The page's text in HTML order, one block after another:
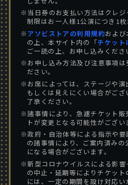
※当日券のお支払い方法はクレ
制限はお一人様1公演につき1枚
※ アソビストアの利用規約およ
の上、本サイト内の「チケット
ご一読の上、お申し込みくださ
※お申し込み方法及び注意事項は
ださい。
※お席によっては、ステージや演
もしくは見えにくい場合がご
了承ください。
※諸事情により、急遽チケット販
トが変更となる可能性がござい
※政府・自治体等による指示や
の諸事情により、ご案内済みの
になる場合がございます。
※新型コロナウイルスによる影
の中止・延期等によりチケッ
には、一定の期間を設け対応い